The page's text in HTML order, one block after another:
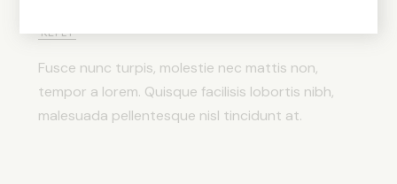
REPLY
Fusce nunc turpis, molestie nec mattis non,
tempor a lorem. Quisque facilisis lobortis nibh,
malesuada pellentesque nisl tincidunt at.